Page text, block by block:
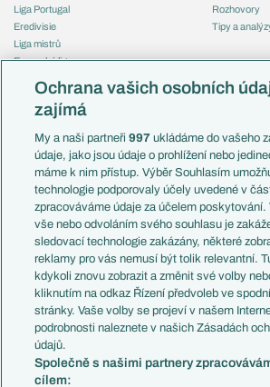
Liga Portugal
Eredivisie
Liga mistrů
Evropská liga
Mistrovství světa
Liga národů
Témata
Představení týmů MS
EuroSkauting
PL v kostce
Evropské koeficienty
Přestupy
Přestupové spekulace
Zranění
Kluby
Arsenal FC
Chelsea FC
Manchester United
AC Milán
Rozhovory
Tipy a
Česko
Francie
Itálie
Německo
Španělsko
Argentina
Brazílie
Přestupy
Zápasy
Livescore
Tipovací
Ochrana vašich osobních
zajímá
My a naši partneři997 ukládáme do vašeho
údaje, jako jsou údaje o prohlížení nebo
máme k nim přístup. Výběr Souhlasím
technologie podporovaly účely uvedené v
zpracováváme údaje za účelem
vše nebo odvoláním svého souhlasu je
sledovací technologie zakázány, některé
reklamy pro vás nemusí být tolik relevantní.
kdykoli znovu zobrazit a změnit své volby
kliknutím na odkaz Řízení předvoleb ve
stránky. Vaše volby se projeví v našem
podrobnosti naleznete v našich Zásadách
údajů.
Společně s našimi partnery
cílem: